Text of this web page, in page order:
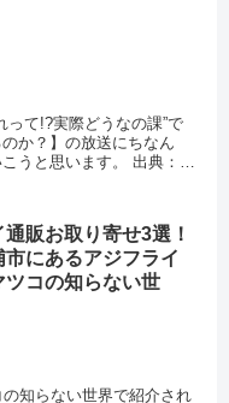
か？】の放送にちなん
思います。 出典：話
販お取り寄せ3選！
にあるアジフライ
ツコの知らない世